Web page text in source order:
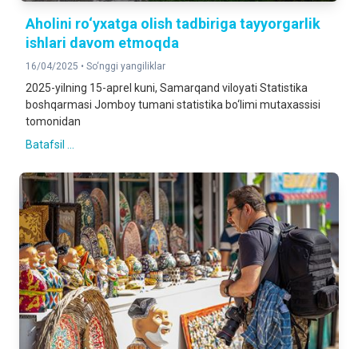
Aholini ro‘yxatga olish tadbiriga tayyorgarlik
ishlari davom etmoqda
16/04/2025 • So‘nggi yangiliklar
2025-yilning 15-aprel kuni, Samarqand viloyati Statistika
boshqarmasi Jomboy tumani statistika bo‘limi mutaxassisi
tomonidan
Batafsil ...